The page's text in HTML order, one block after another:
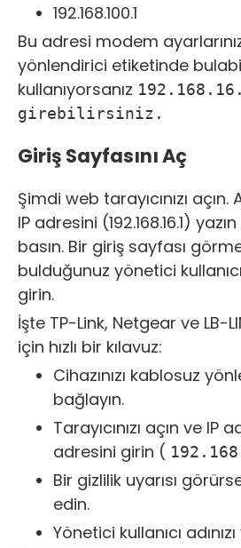
192.168.100.1
Bu adresi modem
yönlendirici etiketinde
kullanıyorsanız
girebilirsiniz.
Giriş Sayfasını Aç
Şimdi web tarayıcınızı
IP adresini (192.168.16.1)
basın. Bir giriş sayfası
bulduğunuz yönetici
girin.
İşte TP-Link, Netgear ve LB-
için hızlı bir kılavuz:
Cihazınızı kablosuz
bağlayın.
Tarayıcınızı açın ve
adresini girin (
Bir gizlilik uyarısı
edin.
Yönetici kullanıcı